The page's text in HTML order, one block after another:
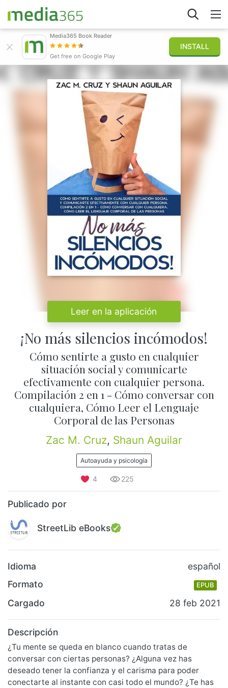
Iniciar sesión
Publicar
Media365 Book Reader
Get free on Google Play
INSTALL
Leer en la aplicación
¡No más silencios incómodos!
Cómo sentirte a gusto en cualquier
situación social y comunicarte
efectivamente con cualquier persona.
Compilación 2 en 1 - Cómo conversar con
cualquiera, Cómo Leer el Lenguaje
Corporal de las Personas
Zac M. Cruz, Shaun Aguilar
Autoayuda y psicología
4 225
Publicado por
StreetLib eBooks
Idioma
español
Formato
EPUB
Cargado 28 feb 2021
Descripción
¿Tu mente se queda en blanco cuando tratas de
conversar con ciertas personas? ¿Alguna vez has
deseado tener la confianza y el carisma para poder
conectarte al instante con casi todo el mundo? ¿Te has